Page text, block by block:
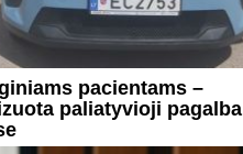
pacientams –
paliatyvioji pagalba